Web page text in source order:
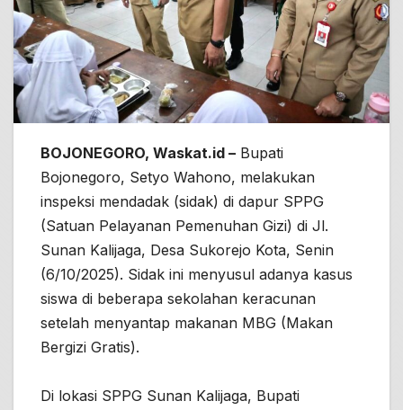
BOJONEGORO, Waskat.id – Bupati
Bojonegoro, Setyo Wahono, melakukan
inspeksi mendadak (sidak) di dapur SPPG
(Satuan Pelayanan Pemenuhan Gizi) di Jl.
Sunan Kalijaga, Desa Sukorejo Kota, Senin
(6/10/2025). Sidak ini menyusul adanya kasus
siswa di beberapa sekolahan keracunan
setelah menyantap makanan MBG (Makan
Bergizi Gratis).
Di lokasi SPPG Sunan Kalijaga, Bupati